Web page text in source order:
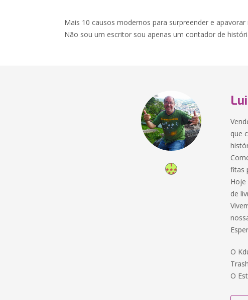
Mais 10 causos modernos para surpreender e
Não sou um escritor sou apenas um contador de
que
fitas
de
O
O